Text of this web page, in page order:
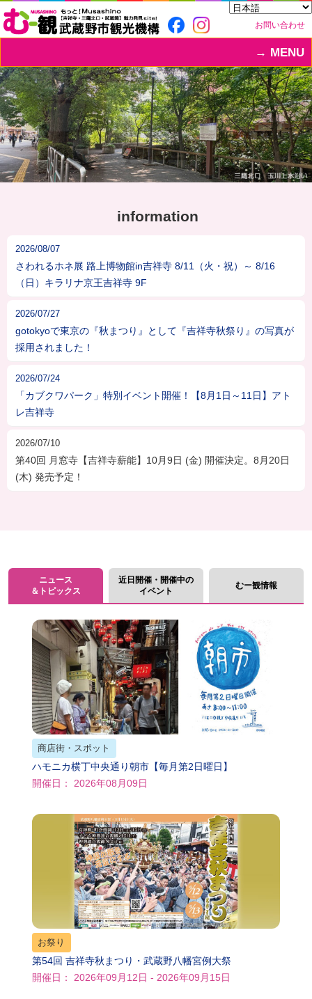
お問い合わせ
MENU
information
2026/08/07
さわれるホネ展 路上博物館in吉祥寺 8/11（火・祝）～ 8/16
（日）キラリナ京王吉祥寺 9F
2026/07/27
gotokyoで東京の『秋まつり』として『吉祥寺秋祭り』の写真が
採用されました！
2026/07/24
「カブクワパーク」特別イベント開催！【8月1日～11日】アト
レ吉祥寺
2026/07/10
第40回 月窓寺【吉祥寺薪能】10月9日 (金) 開催決定。8月20日
(木) 発売予定！
ニュース
＆トピックス
近日開催・開催中の
イベント
むー観情報
商店街・スポット
ハモニカ横丁中央通り朝市【毎月第2日曜日】
開催日： 2026年08月09日
お祭り
第54回 吉祥寺秋まつり・武蔵野八幡宮例大祭
開催日： 2026年09月12日 - 2026年09月15日